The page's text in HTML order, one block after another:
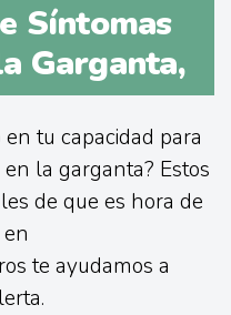
Síntomas
Garganta,
tu capacidad para
la garganta? Estos
de que es hora de
te ayudamos a